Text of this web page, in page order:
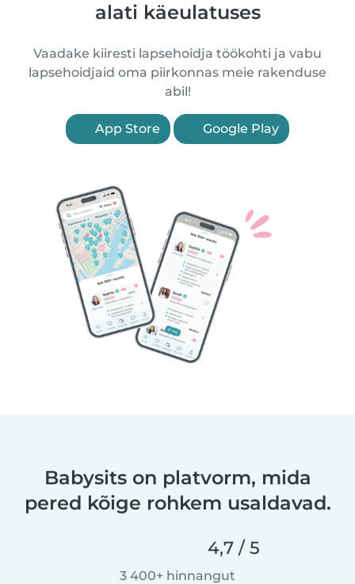
alati käeulatuses
Vaadake kiiresti lapsehoidja töökohti ja vabu
lapsehoidjaid oma piirkonnas meie rakenduse
abil!
App Store Google Play
Babysits on platvorm, mida
pered kõige rohkem usaldavad.
4,7 / 5
3 400+ hinnangut